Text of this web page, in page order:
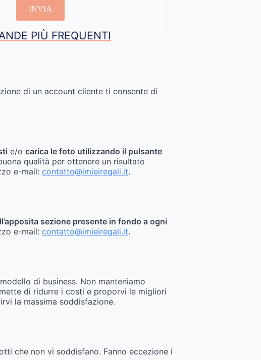
INVIA
PIÙ FREQUENTI
di un account cliente ti consente di
e/ocarica le foto utilizzando il pulsante
qualità per ottenere un risultato
e-mail:contatto@imieiregali.it.
sezione presente in fondo a ogni
e-mail:contatto@imieiregali.it.
di business. Non manteniamo
di ridurre i costi e proporvi le migliori
la massima soddisfazione.
che non vi soddisfano. Fanno eccezione i